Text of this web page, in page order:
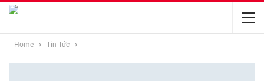
Home Tin Tức